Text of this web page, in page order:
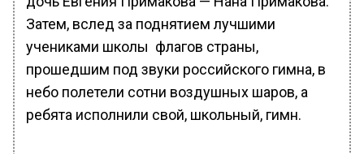
Затем, вслед за поднятием лучшими
учениками школы флагов страны,
прошедшим под звуки российского гимна, в
небо полетели сотни воздушных шаров, а
ребята исполнили свой, школьный, гимн.